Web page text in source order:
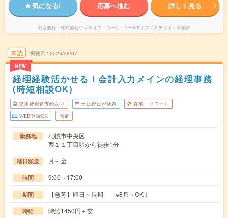
気になる! 応募へ進む 詳しく見る
派遣会社 株式会社ウィルオブ・ワーク コール&オフィスデザイン事業部
未読
NEW
掲載日 2026/08/07
経理経験活かせる！会計入力メインの経理事務
(時短相談OK)
交通費別途支給あり 土日祝日が休み 在宅・リモート
WEB登録OK 派遣
勤務地
札幌市中央区
西１１丁目駅から徒歩1分
曜日頻度 月～金
時間 9:00～17:00
期間 【急募】即日～長期 ※8月～OK！
時給 時給1450円＋交